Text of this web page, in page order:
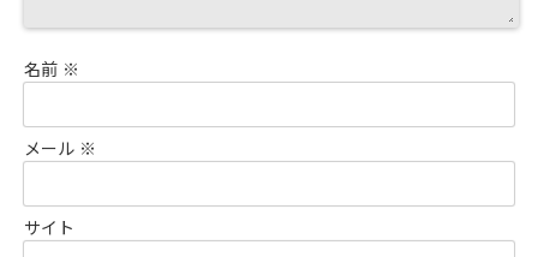
名前 ※
メール ※
サイト